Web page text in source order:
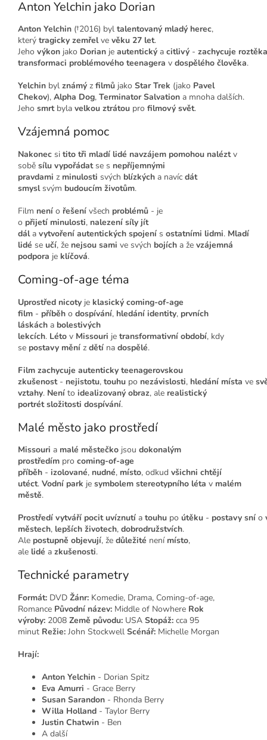
Anton Yelchin jako Dorian
Anton Yelchin (†2016) byl talentovaný mladý herec,
který tragicky zemřel ve věku 27 let.
Jeho výkon jako Dorian je autentický a citlivý - zachycuje
transformaci problémového teenagera v dospělého člověka.
Yelchin byl známý z filmů jako Star Trek (jako Pavel
Chekov), Alpha Dog, Terminator Salvation a mnoha dalších.
Jeho smrt byla velkou ztrátou pro filmový svět.
Vzájemná pomoc
Nakonec si tito tři mladí lidé navzájem pomohou nalézt v
sobě sílu vypořádat se s nepříjemnými
pravdami z minulosti svých blízkých a navíc dát
smysl svým budoucím životům.
Film není o řešení všech problémů - je
o přijetí minulosti, nalezení síly jít
dál a vytvoření autentických spojení s ostatními lidmi. Mladí
lidé se učí, že nejsou sami ve svých bojích a že vzájemná
podpora je klíčová.
Coming-of-age téma
Uprostřed nicoty je klasický coming-of-age
film - příběh o dospívání, hledání identity, prvních
láskách a bolestivých
lekcích. Léto v Missouri je transformativní období, kdy
se postavy mění z dětí na dospělé.
Film zachycuje autenticky teenagerovskou
zkušenost - nejistotu, touhu po nezávislosti, hledání místa ve
vztahy. Není to idealizovaný obraz, ale realistický
portrét složitosti dospívání.
Malé město jako prostředí
Missouri a malé městečko jsou dokonalým
prostředím pro coming-of-age
příběh - izolované, nudné, místo, odkud všichni chtějí
utéct. Vodní park je symbolem stereotypního léta v malém
městě.
Prostředí vytváří pocit uvíznutí a touhu po útěku - postavy sní o
městech, lepších životech, dobrodružstvích.
Ale postupně objevují, že důležité není místo,
ale lidé a zkušenosti.
Technické parametry
Formát: DVD Žánr: Komedie, Drama, Coming-of-age,
Romance Původní název: Middle of Nowhere Rok
výroby: 2008 Země původu: USA Stopáž: cca 95
minut Režie: John Stockwell Scénář: Michelle Morgan
Hrají:
Anton Yelchin - Dorian Spitz
Eva Amurri - Grace Berry
Susan Sarandon - Rhonda Berry
Willa Holland - Taylor Berry
Justin Chatwin - Ben
A další